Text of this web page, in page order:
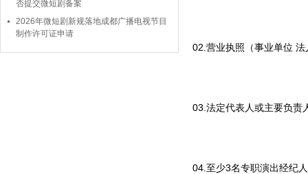
否提交微短剧备案
2026年微短剧新规落地成都广播电视节目
制作许可证申请
02.营业执照（事业单位
03.法定代表人或主要负责
04.至少3名专职演出经纪